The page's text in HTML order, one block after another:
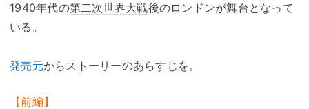
1940年代の第二次世界大戦後のロンドンが舞台となって
いる。
発売元からストーリーのあらすじを。
【前編】